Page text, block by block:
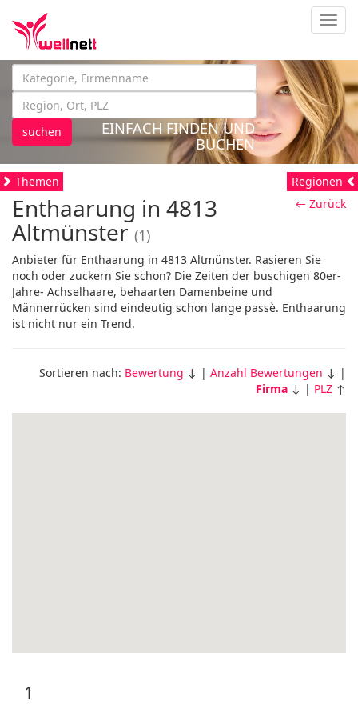
suchen
EINFACH FINDEN UND
BUCHEN
Themen
← Zurück
Enthaarung in 4813
Altmünster(1)
Anbieter für Enthaarung in 4813 Altmünster. Rasieren Sie
noch oder zuckern Sie schon? Die Zeiten der buschigen 80er-
Jahre- Achselhaare, behaarten Damenbeine und
Männerrücken sind eindeutig schon lange passè. Enthaarung
ist nicht nur ein Trend.
Sortieren nach: Bewertung ↓ | Anzahl Bewertungen ↓ |
Firma ↓ | PLZ ↑
1
Regionen